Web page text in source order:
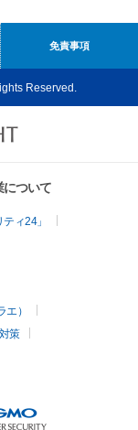
免責事項
Reserved.
について
ィ24」
）
策